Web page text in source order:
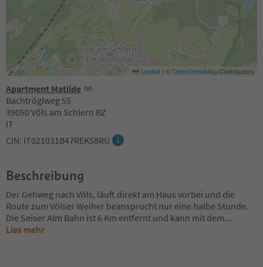
Apartment Matilde
Bachtröglweg 55
39050 Völs am Schlern BZ
IT
CIN: IT021031B47REK58RU
Leaflet | ©OpenStreetMapContributors
Beschreibung
Der Gehweg nach Völs, läuft direkt am Haus vorbei und die
Route zum Völser Weiher beansprucht nur eine halbe Stunde.
Die Seiser Alm Bahn ist 6 Km entfernt und kann mit dem...
Lies mehr